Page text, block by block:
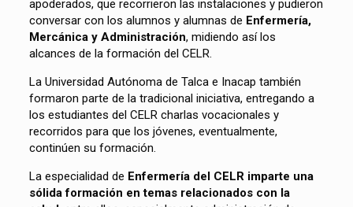
apoderados, que recorrieron las instalaciones y pudieron
conversar con los alumnos y alumnas de Enfermería,
Mercánica y Administración, midiendo así los
alcances de la formación del CELR.
La Universidad Autónoma de Talca e Inacap también
formaron parte de la tradicional iniciativa, entregando a
los estudiantes del CELR charlas vocacionales y
recorridos para que los jóvenes, eventualmente,
continúen su formación.
La especialidad de Enfermería del CELR imparte una
sólida formación en temas relacionados con la